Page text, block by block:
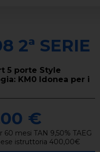
2ª SERIE
5 porte Style
KM0 Idonea per i
€
60 mesi TAN 9,50% TAEG
istruttoria 400,00€